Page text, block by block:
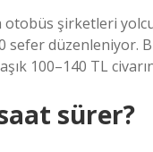
otobüs şirketleri
sefer düzenleniyor.
100–140 TL
sürer?